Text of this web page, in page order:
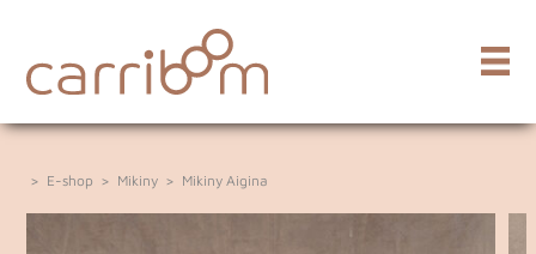
> E-shop > Mikiny > Mikiny Aigina